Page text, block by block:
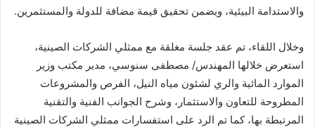
والاستدامة البيئية، ويضمن تحقيق قيمة مضافة للدولة والمستثمرين.
وخلال اللقاء، تم عقد جلسة مغلقة مع ممثلي الشركات الصينية،
استعرض خلالها المهندس/ مصطفى سنوسي، مدير مكتب وزير
الموارد المائية والري لشئون مياه النيل، الفرص والمشروعات
المطروحة للتعاون والاستثمار، وشرح الجوانب الفنية والتقنية
المرتبطة بها، كما تم الرد على استفسارات ممثلي الشركات الصينية